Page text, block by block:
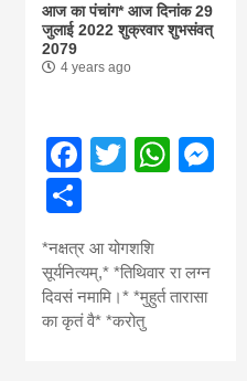
आज का पंचांग* आज दिनांक 29
जुलाई 2022 शुक्रवार शुभसंवत्
2079
4 years ago
Facebook
Twitter
*नक्षत्र आ योगशशि
सूर्यनित्यम्,* *तिथिवार रा लग्न
दिवसं नमामि।* *मुहुर्त तारासा
का कृतं वै* *करोतु